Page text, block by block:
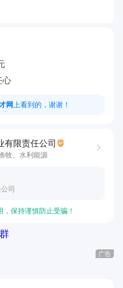
心
网 上看到的，谢谢！
有限责任公司
牧、水利能源
司
保持谨慎防止受骗！
广告